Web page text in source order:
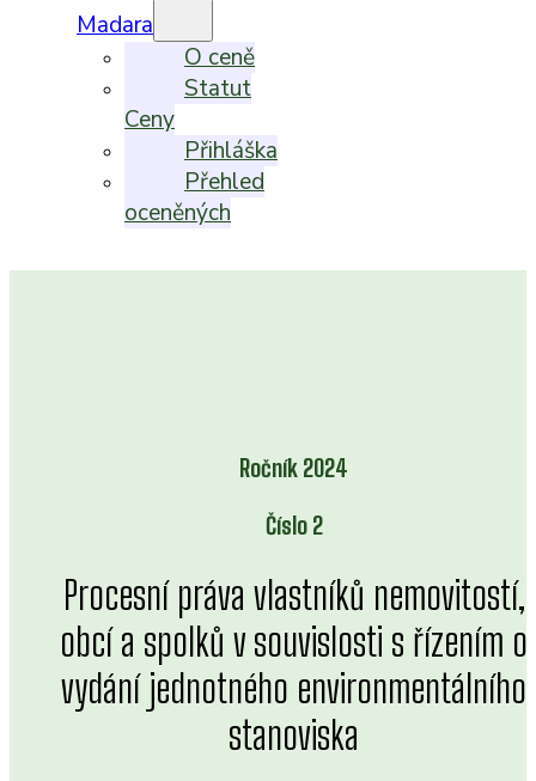
Madara
O ceně
Statut
Ceny
Přihláška
Přehled
oceněných
Ročník 2024
Číslo 2
Procesní práva vlastníků nemovitostí,
obcí a spolků v souvislosti s řízením o
vydání jednotného environmentálního
stanoviska